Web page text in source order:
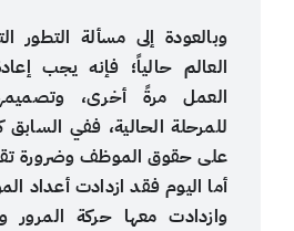
وبالعودة إلى مسألة التطور
العالم حالياً؛ فإنه يجب
العمل مرةً أخرى،
للمرحلة الحالية، ففي
على حقوق الموظف وضرورة
أما اليوم فقد ازدادت أعداد
وازدادت معها حركة المرور